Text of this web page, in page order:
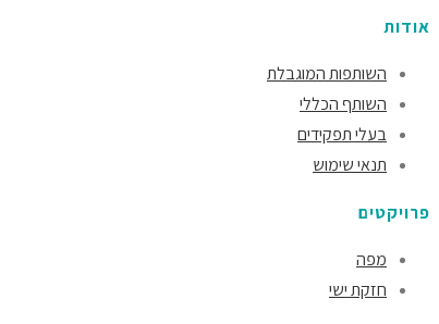
אודות
השותפות המוגבלת
השותף הכללי
בעלי תפקידים
תנאי שימוש
פרויקטים
מפה
חזקת ישי